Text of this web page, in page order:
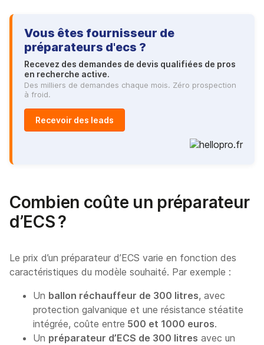
Vous êtes fournisseur de
préparateurs d'ecs ?
Recevez des demandes de devis qualifiées de pros
en recherche active.
Des milliers de demandes chaque mois. Zéro prospection
à froid.
Recevoir des leads
Combien coûte un préparateur
d’ECS ?
Le prix d’un préparateur d’ECS varie en fonction des
caractéristiques du modèle souhaité. Par exemple :
Un ballon réchauffeur de 300 litres, avec
protection galvanique et une résistance stéatite
intégrée, coûte entre 500 et 1000 euros.
Un préparateur d’ECS de 300 litres avec un